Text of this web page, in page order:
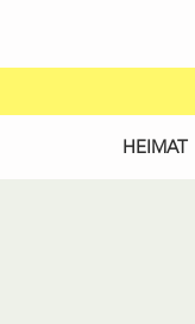
HEIMAT